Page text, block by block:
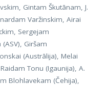
Gintam Škutānam, J.
Varžinskim, Airai
Sergejam
Giršam
(Austrālija), Melai
Tonu (Igaunija), A.
Blohlavekam (Čehija),